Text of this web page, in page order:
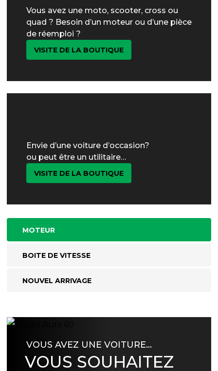
Vous avez une moto, scooter, cross ou
quad ? Besoin d’un moteur ou d’une pièce
de réemploi ?
VISITE DE LA BOUTIQUE
Envie d’une voiture d’occasion?
ou peut être un utilitaire…
VISITE DE LA BOUTIQUE
MOTEUR
BOITE DE VITESSE
NOUVEL ARRIVAGE
VOUS AVEZ UNE VOITURE…
VOUS SOUHAITEZ